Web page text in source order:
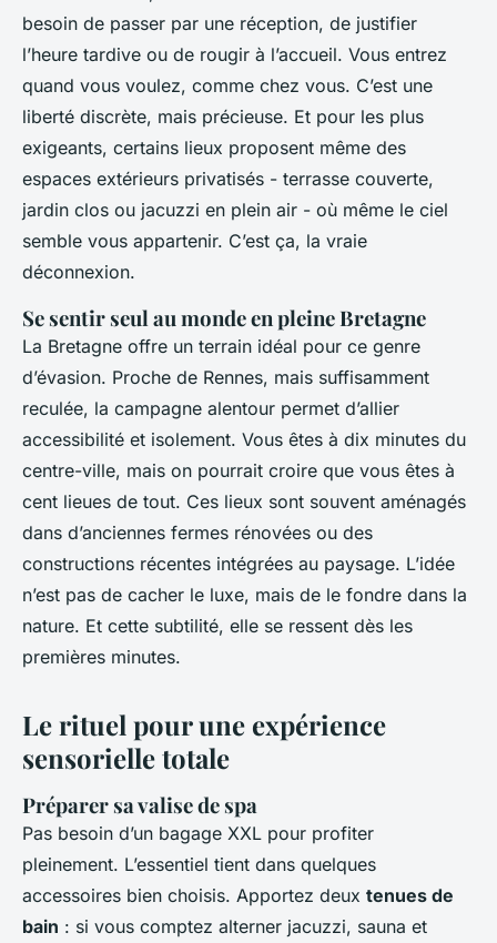
besoin de passer par une réception, de justifier
l’heure tardive ou de rougir à l’accueil. Vous entrez
quand vous voulez, comme chez vous. C’est une
liberté discrète, mais précieuse. Et pour les plus
exigeants, certains lieux proposent même des
espaces extérieurs privatisés - terrasse couverte,
jardin clos ou jacuzzi en plein air - où même le ciel
semble vous appartenir. C’est ça, la vraie
déconnexion.
Se sentir seul au monde en pleine Bretagne
La Bretagne offre un terrain idéal pour ce genre
d’évasion. Proche de Rennes, mais suffisamment
reculée, la campagne alentour permet d’allier
accessibilité et isolement. Vous êtes à dix minutes du
centre-ville, mais on pourrait croire que vous êtes à
cent lieues de tout. Ces lieux sont souvent aménagés
dans d’anciennes fermes rénovées ou des
constructions récentes intégrées au paysage. L’idée
n’est pas de cacher le luxe, mais de le fondre dans la
nature. Et cette subtilité, elle se ressent dès les
premières minutes.
Le rituel pour une expérience
sensorielle totale
Préparer sa valise de spa
Pas besoin d’un bagage XXL pour profiter
pleinement. L’essentiel tient dans quelques
accessoires bien choisis. Apportez deux tenues de
bain : si vous comptez alterner jacuzzi, sauna et